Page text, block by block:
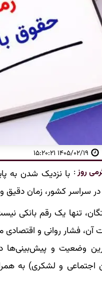
۱۴۰۵/۰۲/۱۹ ۱۵:۲۰:۲۱
روز:
در سراسر کشور، زمان
تنها یک رقم بانکی
آن، فشار روانی و
وضعیت و پیش‌بینی‌ها
اجتماعی و لشکری) به